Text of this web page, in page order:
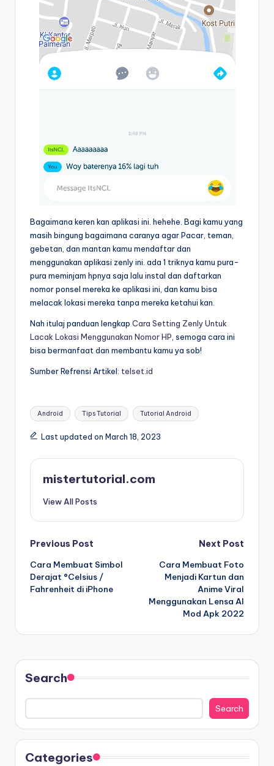
Bagaimana keren kan aplikasi ini. hehehe. Bagi kamu yang
masih bingung bagaimana caranya agar Pacar, teman,
gebetan, dan mantan kamu mendaftar dan
menggunakan aplikasi zenly ini. ada 1 triknya kamu pura-
pura meminjam hpnya saja lalu instal dan daftarkan
nomor ponsel mereka ke aplikasi ini, dan kamu bisa
melacak lokasi mereka tanpa mereka ketahui kan.
Nah itulaj panduan lengkap Cara Setting Zenly Untuk
Lacak Lokasi Menggunakan Nomor HP , semoga cara ini
bisa bermanfaat dan membantu kamu ya sob!
Sumber Refrensi Artikel: telset.id
Tags:
Android Tips Tutorial Tutorial Android
Last updated on March 18, 2023
mistertutorial.com
View All Posts
Post
navigation
Previous Post
Cara Membuat Simbol
Derajat °Celsius /
Fahrenheit di iPhone
Next Post
Cara Membuat Foto
Menjadi Kartun dan
Anime Viral
Menggunakan Lensa AI
Mod Apk 2022
Search
Search
Categories